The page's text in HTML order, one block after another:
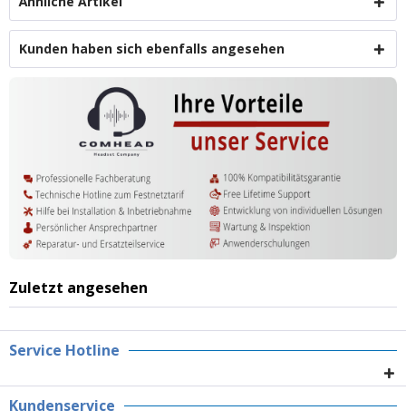
Kunden haben sich ebenfalls angesehen
Zuletzt angesehen
Service Hotline
Kundenservice